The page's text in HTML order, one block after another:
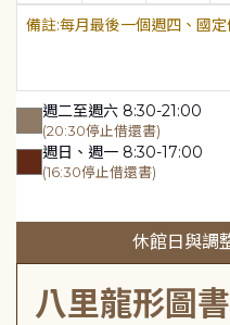
每月最後一個週四、國定
週二至週六 8:30-21:00
(20:30停止借還書)
週日、週一 8:30-17:00
(16:30停止借還書)
休館日與調
八里龍形圖